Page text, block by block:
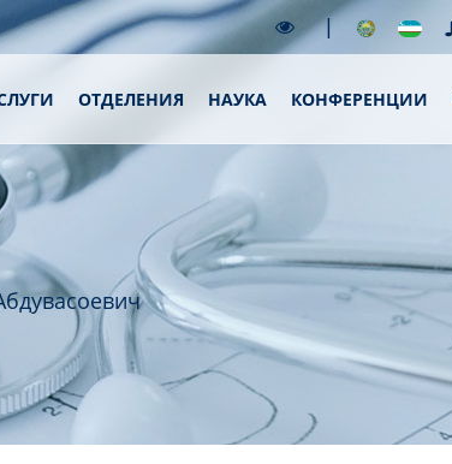
|
ОТДЕЛЕНИЯ НАУКА КОНФЕРЕНЦИИ